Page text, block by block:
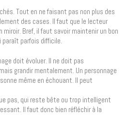
Tout en ne faisant pas non plus des
des cases. Il faut que le lecteur
miroir. Bref, il faut savoir maintenir un bon
paraît parfois difficile.
doit évoluer. Il ne doit pas
grandir mentalement. Un personnage
même en échouant. Il peut
pas, qui reste bête ou trop intelligent
Il faut donc bien réfléchir à la